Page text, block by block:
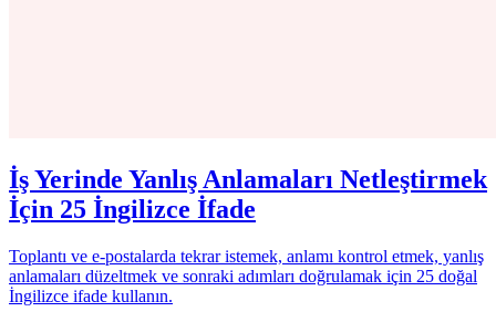
İş Yerinde Yanlış Anlamaları Netleştirmek
İçin 25 İngilizce İfade
Toplantı ve e-postalarda tekrar istemek, anlamı kontrol etmek, yanlış
anlamaları düzeltmek ve sonraki adımları doğrulamak için 25 doğal
İngilizce ifade kullanın.